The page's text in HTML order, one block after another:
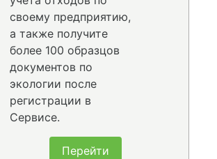
своему предприятию,
а также получите
более 100 образцов
документов по
экологии после
регистрации в
Сервисе.
Перейти